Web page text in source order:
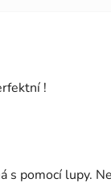
!
s pomocí lupy.